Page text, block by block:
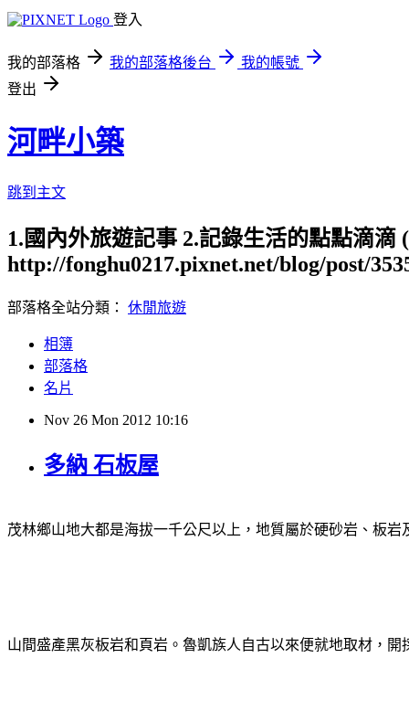
登入
我的部落格 我的部落格後台
我的帳號
登出
河畔小築
跳到主文
1.國內外旅遊記事 2.記錄生活的點點滴
http://fonghu0217.pixnet.net/blog/post/
部落格全站分類： 休閒旅遊
相簿
部落格
名片
Nov 26 Mon 2012 10:16
多納 石板屋
茂林鄉山地大都是海拔一千公尺以上，地質屬於硬砂岩、板岩
山間盛產黑灰板岩和頁岩。魯凱族人自古以來便就地取材，